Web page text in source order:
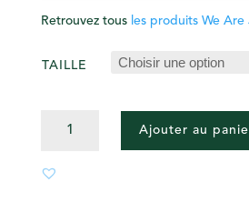
Retrouvez tous les produits We Are
TAILLE
LONG
Ajouter au